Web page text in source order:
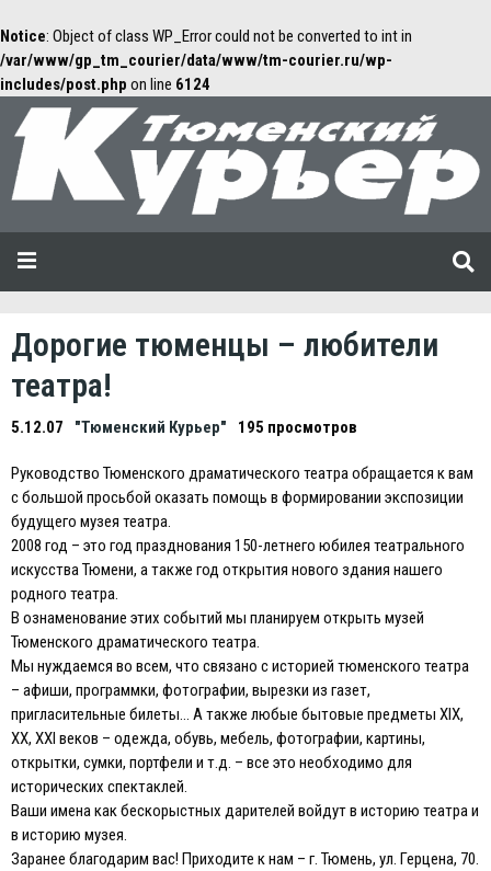
Notice: Object of class WP_Error could not be converted to int in
/var/www/gp_tm_courier/data/www/tm-courier.ru/wp-
includes/post.php on line 6124
Дорогие тюменцы – любители
театра!
5.12.07 "Тюменский Курьер" 195 просмотров
Руководство Тюменского драматического театра обращается к вам
с большой просьбой оказать помощь в формировании экспозиции
будущего музея театра.
2008 год – это год празднования 150-летнего юбилея театрального
искусства Тюмени, а также год открытия нового здания нашего
родного театра.
В ознаменование этих событий мы планируем открыть музей
Тюменского драматического театра.
Мы нуждаемся во всем, что связано с историей тюменского театра
– афиши, программки, фотографии, вырезки из газет,
пригласительные билеты… А также любые бытовые предметы XIX,
XX, XXI веков – одежда, обувь, мебель, фотографии, картины,
открытки, сумки, портфели и т.д. – все это необходимо для
исторических спектаклей.
Ваши имена как бескорыстных дарителей войдут в историю театра и
в историю музея.
Заранее благодарим вас! Приходите к нам – г. Тюмень, ул. Герцена, 70.